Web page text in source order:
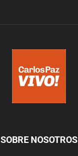
SOBRE NOSOTROS